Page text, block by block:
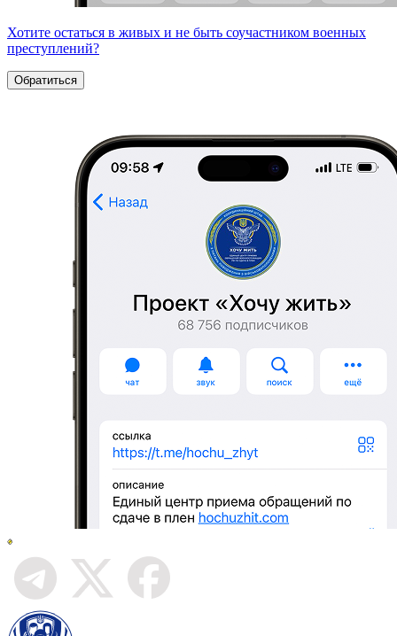
Хотите остаться в живых и не быть соучастником военных
преступлений?
Обратиться